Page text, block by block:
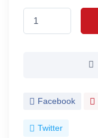
Facebook
Twitter